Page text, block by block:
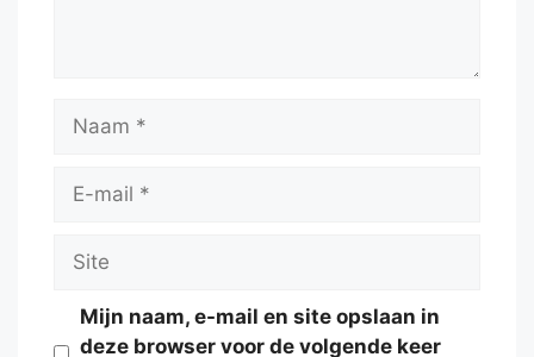
Naam
Site
Mijn naam, e-mail en site opslaan in
deze browser voor de volgende keer